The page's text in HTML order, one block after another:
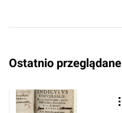
Ostatnio przeglądane